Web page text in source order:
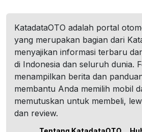
KatadataOTO adalah portal
yang merupakan bagian dari
menyajikan informasi terbaru
di Indonesia dan seluruh dunia.
menampilkan berita dan
membantu Anda memilih mobil
memutuskan untuk membeli,
dan review.